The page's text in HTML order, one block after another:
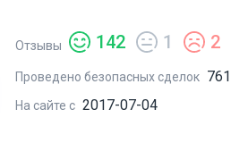
Отзывы 142 1 2
Проведено безопасных сделок 761
На сайте с 2017-07-04